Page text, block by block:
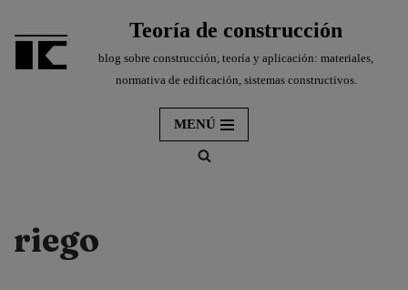
al
Teoría de construcción
blog sobre construcción, teoría y aplicación: materiales,
normativa de edificación, sistemas constructivos.
MENÚ
riego